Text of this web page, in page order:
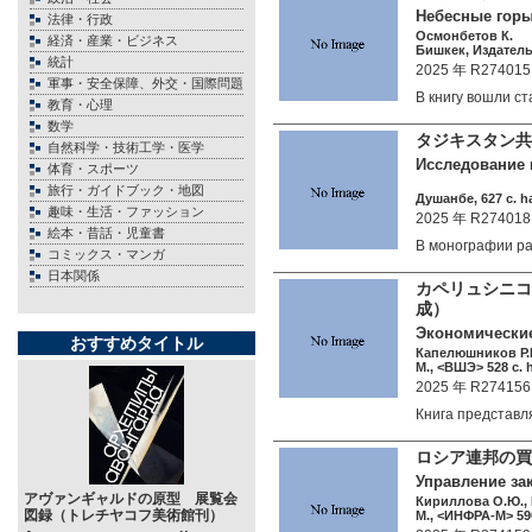
法律・行政
経済・産業・ビジネス
統計
軍事・安全保障、外交・国際問題
教育・心理
数学
自然科学・技術工学・医学
体育・スポーツ
旅行・ガイドブック・地図
趣味・生活・ファッション
絵本・昔話・児童書
コミックス・マンガ
日本関係
おすすめタイトル
アヴァンギャルドの原型 展覧会
図録（トレチヤコフ美術館刊）
Небесные
Осмонбетов К.
Бишкек,
2025 年 R274015
В книгу вошли
タジキスタン
Душанбе, 627 c.
2025 年 R274018
В монографии
カペリュシニ
成）
Капелюшников
М., <ВШЭ> 528 c.
2025 年 R274156
Книга
ロシア連邦の
Управление
Кириллова О.Ю.,
М., <ИНФРА-М>